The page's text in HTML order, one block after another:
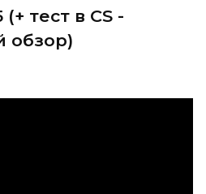
тест в CS -
обзор)